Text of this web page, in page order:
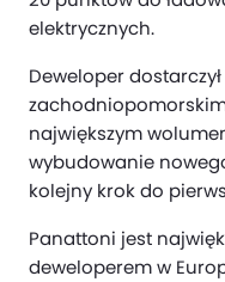
elektrycznych.
Deweloper
największym
wybudowanie
kolejny krok do
Panattoni jest
deweloperem w